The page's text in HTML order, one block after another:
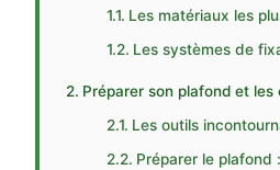
Les matériaux les
Les systèmes de
Préparer son plafond et
Les outils
Préparer le plafond